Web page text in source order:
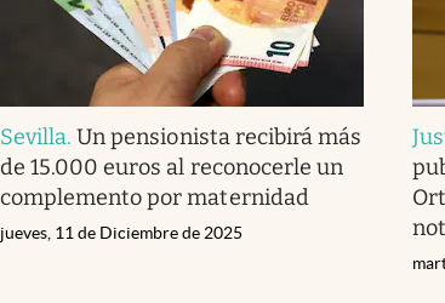
Sevilla.Un pensionista recibirá más
de 15.000 euros al reconocerle un
complemento por maternidad
jueves, 11 de Diciembre de 2025